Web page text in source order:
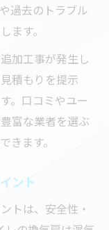
過去のトラブル
ます。
加工事が発生し
積もりを提示
。口コミやユー
富な業者を選ぶ
きます。
ント
トは、安全性・